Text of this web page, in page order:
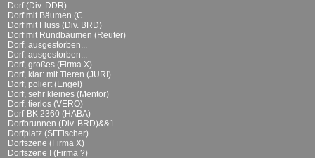
Dorf (Div. DDR)
Dorf mit Bäumen (C....
Dorf mit Fluss (Div. BRD)
Dorf mit Rundbäumen (Reuter)
Dorf, ausgestorben...
Dorf, ausgestorben...
Dorf, großes (Firma X)
Dorf, klar: mit Tieren (JURI)
Dorf, poliert (Engel)
Dorf, sehr kleines (Mentor)
Dorf, tierlos (VERO)
Dorf-BK 2360 (HABA)
Dorfbrunnen (Div. BRD)&&1
Dorfplatz (SFFischer)
Dorfszene (Firma X)
Dorfszene I (Firma ?)